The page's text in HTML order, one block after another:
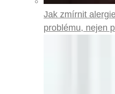
Jak zmírnit
problému, nejen